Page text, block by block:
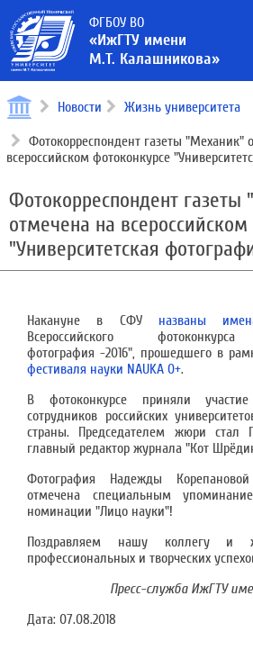
ФГБОУ ВО
«ИжГТУ имени
М.Т. Калашникова»
Новости Жизнь университета
Фотокорреспондент газеты "Механик"
всероссийском фотоконкурсе
Фотокорреспондент
отмечена на
"Университетская
Накануне в СФУ названы
Всероссийского фотоконкурса
фотография -2016", прошедшего в
фестиваля науки NAUKA 0+.
В фотоконкурсе приняли
сотрудников российских
страны. Председателем жюри стал
главный редактор журнала "Кот
Фотография Надежды
отмечена специальным
номинации "Лицо науки"!
Поздравляем нашу коллегу и
профессиональных и творческих
Пресс-служба ИжГТУ
Дата: 07.08.2018